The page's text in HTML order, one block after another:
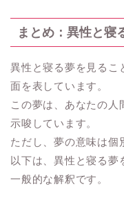
まとめ：異性と寝
異性と寝る夢を見るこ
面を表しています。
この夢は、あなたの人
示唆しています。
ただし、夢の意味は個
以下は、異性と寝る
一般的な解釈です。